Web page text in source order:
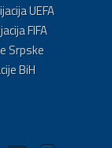
UEFA
FIFA
Srpske
BiH